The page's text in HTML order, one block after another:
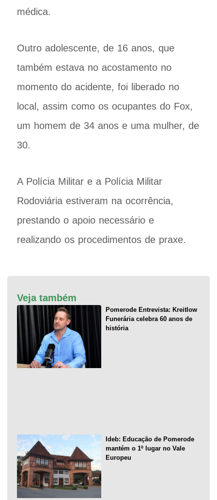
médica.
Outro adolescente, de 16 anos, que
também estava no acostamento no
momento do acidente, foi liberado no
local, assim como os ocupantes do Fox,
um homem de 34 anos e uma mulher, de
30.
A Polícia Militar e a Polícia Militar
Rodoviária estiveram na ocorrência,
prestando o apoio necessário e
realizando os procedimentos de praxe.
Veja também
Pomerode Entrevista: Kreitlow
Funerária celebra 60 anos de
história
Ideb: Educação de Pomerode
mantém o 1º lugar no Vale
Europeu